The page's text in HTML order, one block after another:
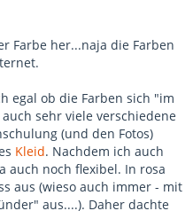
Farbe her...naja die Farben
egal ob die Farben sich "im
sehr viele verschiedene
(und den Fotos)
Kleid. Nachdem ich auch
auch noch flexibel. In rosa
aus (wieso auch immer - mit
aus....). Daher dachte